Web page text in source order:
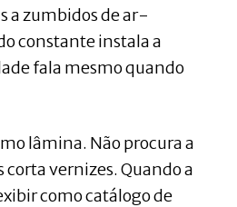
a zumbidos de ar-
constante instala a
fala mesmo quando
lâmina. Não procura a
vernizes. Quando a
como catálogo de